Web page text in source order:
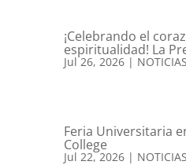
¡Celebrando el
espiritualidad! La
Jul 26, 2026| NOTICIAS
Feria Universitaria
College
Jul 22, 2026| NOTICIAS